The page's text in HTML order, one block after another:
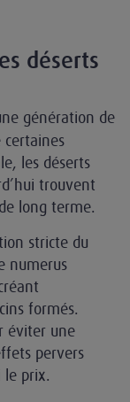
déserts
génération de
certaines
les déserts
trouvent
long terme.
stricte du
numerus
formés.
éviter une
pervers
le prix.